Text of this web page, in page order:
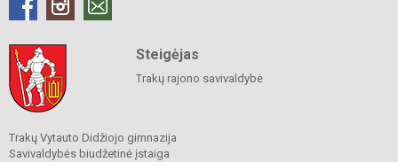
Steigėjas
Trakų rajono savivaldybė
Trakų Vytauto Didžiojo gimnazija
Savivaldybės biudžetinė įstaiga